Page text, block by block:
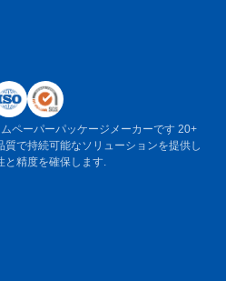
ペーパーパッケージメーカーです 20+
で持続可能なソリューションを提供し
と精度を確保します.